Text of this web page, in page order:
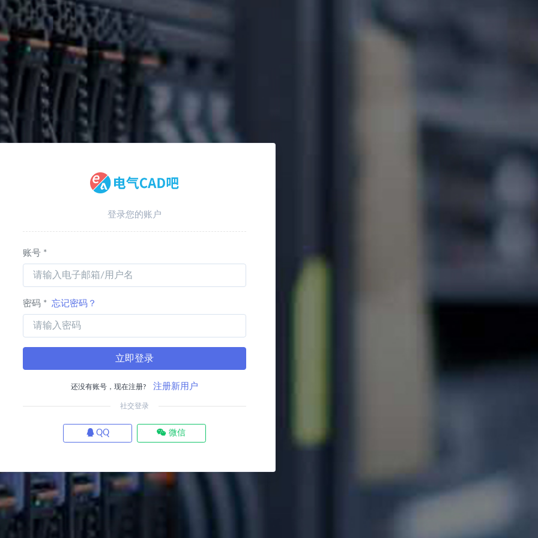
登录您的账户
账号 *
密码 * 忘记密码？
立即登录
还没有账号，现在注册? 注册新用户
社交登录
QQ 微信